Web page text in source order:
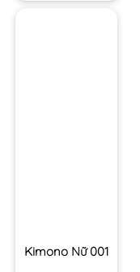
Kimono Nữ 001